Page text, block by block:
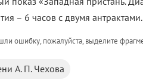
– 6 часов с двумя антрактами.
ошибку, пожалуйста, выделите
А. П. Чехова